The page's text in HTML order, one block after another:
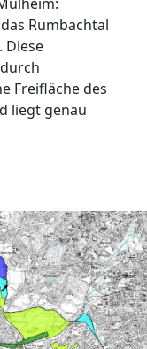
Rumbachtal
Diese
Freifläche des
liegt genau